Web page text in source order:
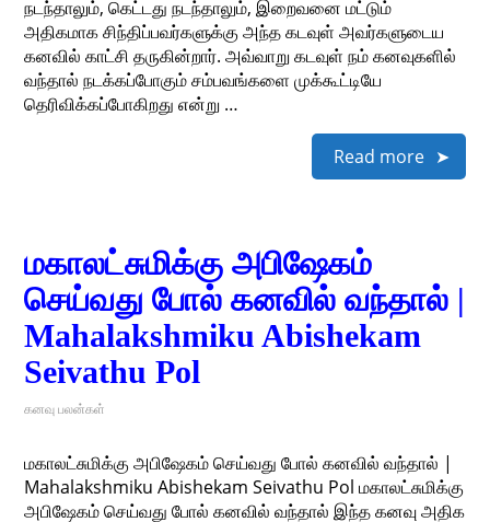
நடந்தாலும், கெட்டது நடந்தாலும், இறைவனை மட்டும்
அதிகமாக சிந்திப்பவர்களுக்கு அந்த கடவுள் அவர்களுடைய
கனவில் காட்சி தருகின்றார். அவ்வாறு கடவுள் நம் கனவுகளில்
வந்தால் நடக்கப்போகும் சம்பவங்களை முக்கூட்டியே
தெரிவிக்கப்போகிறது என்று …
Read more
மகாலட்சுமிக்கு அபிஷேகம்
செய்வது போல் கனவில் வந்தால் |
Mahalakshmiku Abishekam
Seivathu Pol
கனவு பலன்கள்
மகாலட்சுமிக்கு அபிஷேகம் செய்வது போல் கனவில் வந்தால் |
Mahalakshmiku Abishekam Seivathu Pol மகாலட்சுமிக்கு
அபிஷேகம் செய்வது போல் கனவில் வந்தால் இந்த கனவு அதிக